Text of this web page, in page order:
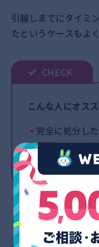
引越しまでにタイミ
たというケースもよ
こんな人にオスス
・完全に処分し
・引越しまでに
・少額で不用品
という方は、自治体